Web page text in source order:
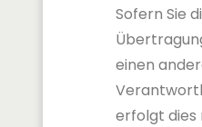
Sofern Sie
einen
erfolgt dies